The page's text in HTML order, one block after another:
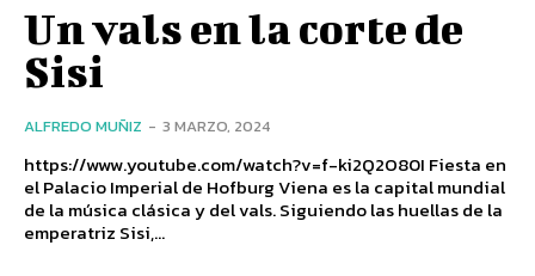
Un vals en la corte de
Sisi
ALFREDO MUÑIZ - 3 MARZO, 2024
https://www.youtube.com/watch?v=f-ki2Q2O80I Fiesta en
el Palacio Imperial de Hofburg Viena es la capital mundial
de la música clásica y del vals. Siguiendo las huellas de la
emperatriz Sisi,...